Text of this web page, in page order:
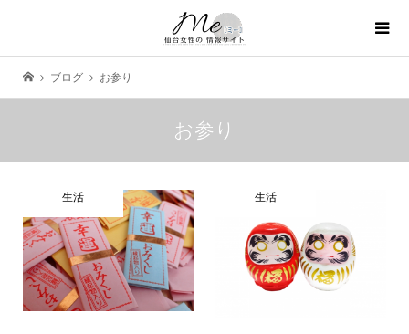
ブログ お参り
お参り
生活 生活